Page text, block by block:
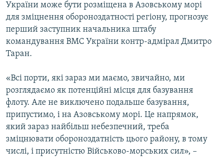
Усі сайти RFE/RL
України може бути розміщена в Азовському морі
для зміцнення обороноздатності регіону, прогнозує
перший заступник начальника штабу
командування ВМС України контр-адмірал Дмитро
Таран.
«Всі порти, які зараз ми маємо, звичайно, ми
розглядаємо як потенційні місця для базування
флоту. Але не виключено подальше базування,
припустимо, і на Азовському морі. Це напрямок,
який зараз найбільш небезпечний, треба
зміцнювати обороноздатність цього району, в тому
числі, і присутністю Військово-морських сил», –